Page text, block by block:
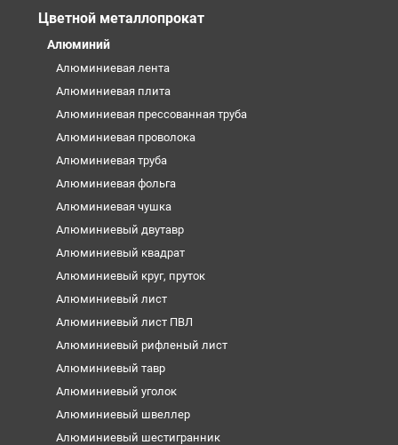
Цветной металлопрокат
Алюминий
Алюминиевая лента
Алюминиевая плита
Алюминиевая прессованная труба
Алюминиевая проволока
Алюминиевая труба
Алюминиевая фольга
Алюминиевая чушка
Алюминиевый двутавр
Алюминиевый квадрат
Алюминиевый круг, пруток
Алюминиевый лист
Алюминиевый лист ПВЛ
Алюминиевый рифленый лист
Алюминиевый тавр
Алюминиевый уголок
Алюминиевый швеллер
Алюминиевый шестигранник